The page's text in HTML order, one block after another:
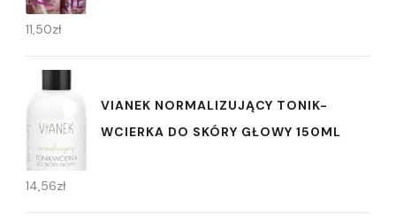
11,50zł
VIANEK NORMALIZUJĄCY TONIK-
WCIERKA DO SKÓRY GŁOWY 150ML
14,56zł